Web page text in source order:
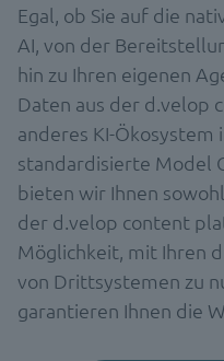
Egal, ob Sie auf die
AI, von der
hin zu Ihren eigenen
Daten aus der d.velop
anderes KI-
standardisierte Model
bieten wir Ihnen
der d.velop content
Möglichkeit, mit Ihren
von Drittsystemen zu
garantieren Ihnen die